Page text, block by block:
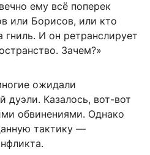
ему всё поперек
или Борисов, или кто
гниль. И он ретранслирует
Зачем?»
ожидали
дуэли. Казалось, вот-вот
обвинениями. Однако
тактику —